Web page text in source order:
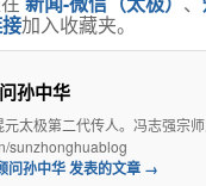
加入收藏夹。
孙中华
太极第二代传人。冯志强宗
sunzhonghuablog
问孙中华 发表的文章 →